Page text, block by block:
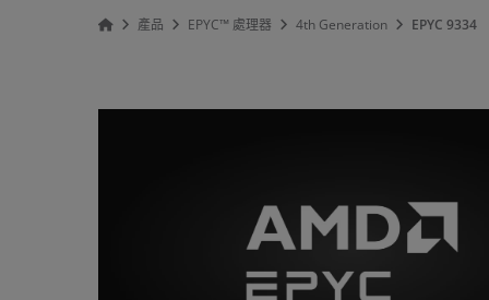
產品 EPYC™ 處理器 4th Generation EPYC 9334